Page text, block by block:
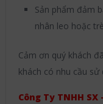
Sản phẩm đảm
nhân leo hoặc
Cảm ơn quý khách
khách có nhu cầu sử
Công Ty TNHH SX